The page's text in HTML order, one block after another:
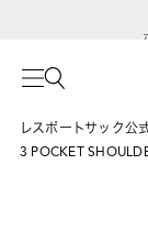
レスポートサック公
3 POCKET